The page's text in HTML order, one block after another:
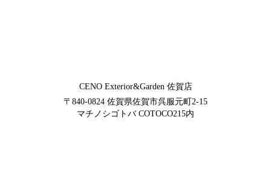
CENO Exterior&Garden佐賀店
〒840-0824 佐賀県佐賀市呉服元町2-15
マチノシゴトバ COTOCO215内